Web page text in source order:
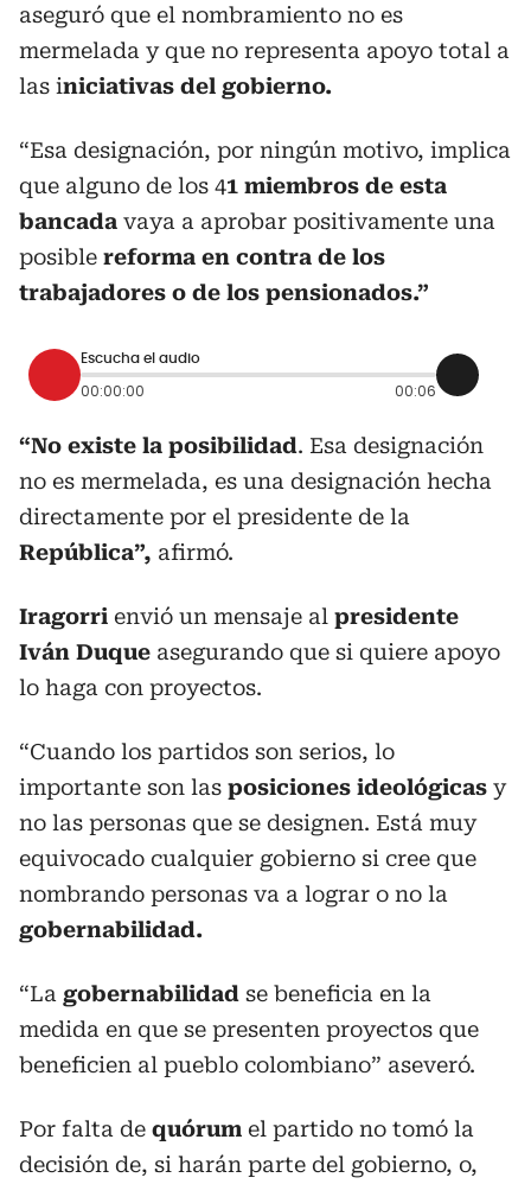
aseguró que el nombramiento no es
mermelada y que no representa apoyo total a
las iniciativas del gobierno.
“Esa designación, por ningún motivo, implica
que alguno de los 41 miembros de esta
bancada vaya a aprobar positivamente una
posible reforma en contra de los
trabajadores o de los pensionados.”
Escucha el audio
00:00:00 00:06
“No existe la posibilidad. Esa designación
no es mermelada, es una designación hecha
directamente por el presidente de la
República”, afirmó.
Iragorri envió un mensaje al presidente
Iván Duque asegurando que si quiere apoyo
lo haga con proyectos.
“Cuando los partidos son serios, lo
importante son las posiciones ideológicas y
no las personas que se designen. Está muy
equivocado cualquier gobierno si cree que
nombrando personas va a lograr o no la
gobernabilidad.
“La gobernabilidad se beneficia en la
medida en que se presenten proyectos que
beneficien al pueblo colombiano” aseveró.
Por falta de quórum el partido no tomó la
decisión de, si harán parte del gobierno, o,